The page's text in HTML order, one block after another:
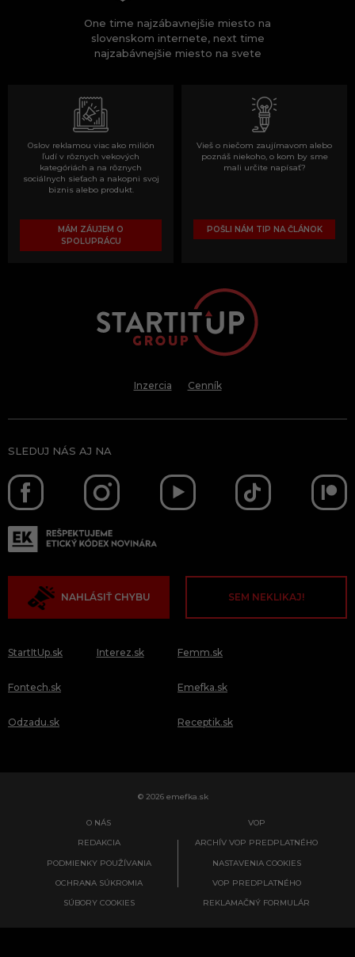
One time najzábavnejšie miesto na
slovenskom internete, next time
najzabávnejšie miesto na svete
Oslov reklamou viac ako milión
ľudí v rôznych vekových
kategóriách a na rôznych
sociálnych sieťach a nakopni svoj
biznis alebo produkt.
MÁM ZÁUJEM O
SPOLUPRÁCU
Vieš o niečom zaujímavom alebo
poznáš niekoho, o kom by sme
mali určite napísať?
POŠLI NÁM TIP NA ČLÁNOK
Inzercia Cenník
SLEDUJ NÁS AJ NA
NAHLÁSIŤ CHYBU SEM NEKLIKAJ!
StartItUp.sk
Fontech.sk
Odzadu.sk
Interez.sk Femm.sk
Emefka.sk
Receptik.sk
© 2026 emefka.sk
O NÁS
REDAKCIA
PODMIENKY POUŽÍVANIA
OCHRANA SÚKROMIA
SÚBORY COOKIES
VOP
ARCHÍV VOP PREDPLATNÉHO
NASTAVENIA COOKIES
VOP PREDPLATNÉHO
REKLAMAČNÝ FORMULÁR